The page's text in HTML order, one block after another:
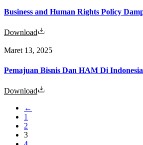
Download
Maret 13, 2025
Pemajuan Bisnis Dan HAM Di Indonesia
Download
←
1
2
3